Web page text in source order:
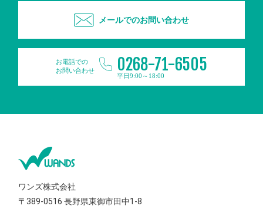
メールでのお問い合わせ
お電話での
お問い合わせ
0268-71-6505
平日9:00～18:00
ワンズ株式会社
〒389-0516長野県東御市田中1-8